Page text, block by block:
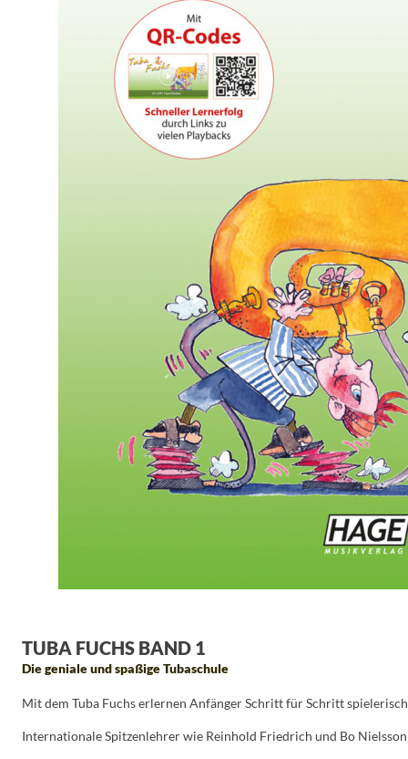
TUBA FUCHS BAND 1
Die geniale und spaßige Tubaschule
Mit dem Tuba Fuchs erlernen Anfänger Schritt für Schritt
Internationale Spitzenlehrer wie Reinhold Friedrich und Bo